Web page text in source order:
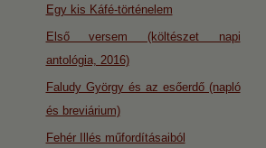
Egy kis Káfé-történelem
Első versem (költészet napi
antológia, 2016)
Faludy György és az esőerdő (napló
és breviárium)
Fehér Illés műfordításaiból